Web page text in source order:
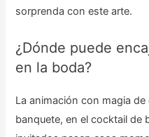
sorprenda con este arte.
¿Dónde puede
en la boda?
La animación con magia
banquete, en el cocktail de